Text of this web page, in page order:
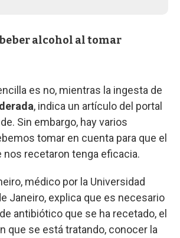
alcohol al tomar
es no, mientras la ingesta de
, indica un artículo del portal
Sin embargo, hay varios
tomar en cuenta para que el
recetaron tenga eficacia.
médico por la Universidad
Janeiro, explica que es necesario
antibiótico que se ha recetado, el
que se está tratando, conocer la